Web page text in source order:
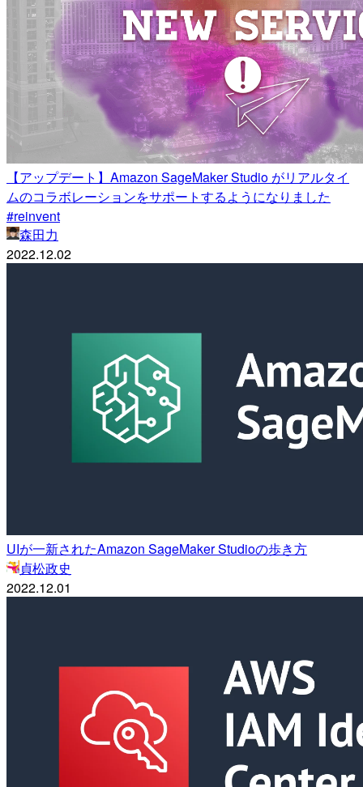
【アップデート】Amazon SageMaker Studio がリアルタイ
ムのコラボレーションをサポートするようになりました
#reinvent
森田力
2022.12.02
UIが一新されたAmazon SageMaker Studioの歩き方
貞松政史
2022.12.01